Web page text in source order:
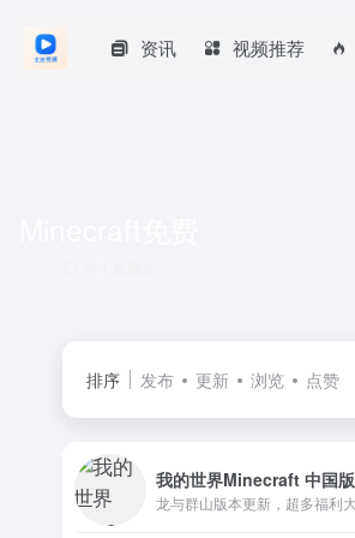
资讯 视频推荐
排序 发布 更新 浏览 点赞
我的世界Minecraft 中国版